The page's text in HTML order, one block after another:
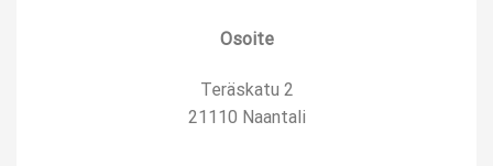
Osoite
Teräskatu 2
21110 Naantali